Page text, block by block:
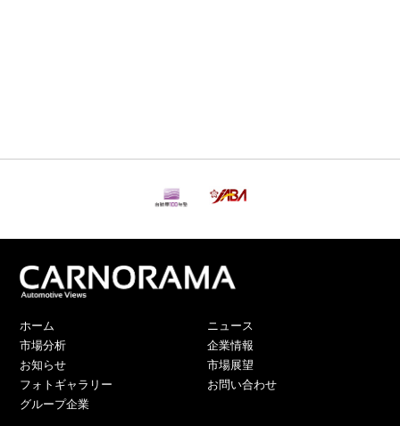
ホーム
市場分析
ニュース
企業情報
お知らせ
フォトギャラリー
市場展望
お問い合わせ
グループ企業